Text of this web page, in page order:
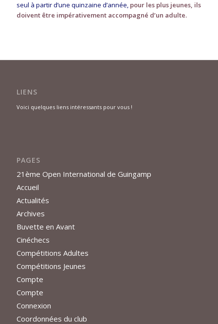
seul à partir d’une quinzaine d’année, pour les plus jeunes, ils
doivent être impérativement accompagné d’un adulte.
LIENS
Voici quelques liens intéressants pour vous !
PAGES
21ème Open International de Guingamp
Accueil
Actualités
Archives
Buvette en Avant
Cinéchecs
Compétitions Adultes
Compétitions Jeunes
Compte
Compte
Connexion
Coordonnées du club